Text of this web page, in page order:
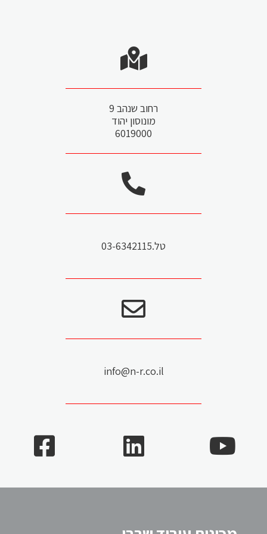
רחוב שנהב 9
מונוסון יהוד
6019000
טל.03-6342115
info@n-r.co.il